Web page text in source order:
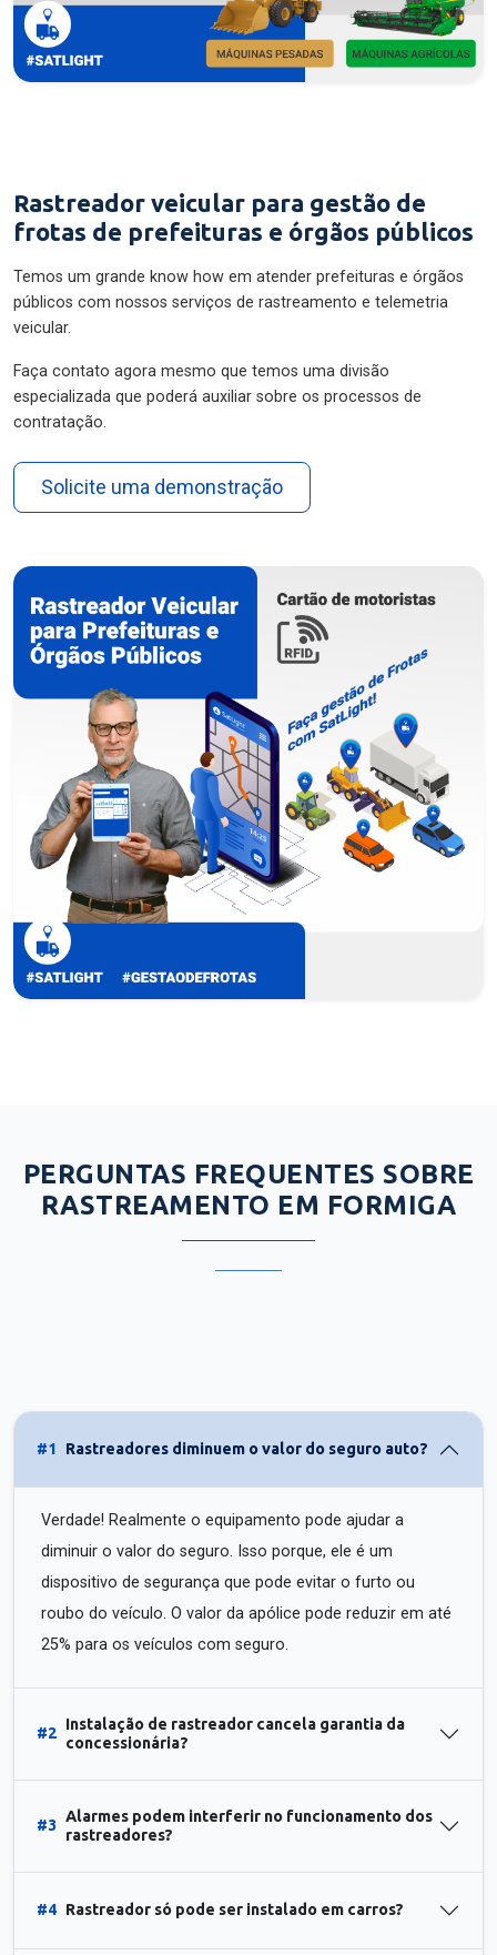
Rastreador veicular para gestão de
frotas de prefeituras e órgãos públicos
Temos um grande know how em atender prefeituras e órgãos
públicos com nossos serviços de rastreamento e telemetria
veicular.
Faça contato agora mesmo que temos uma divisão
especializada que poderá auxiliar sobre os processos de
contratação.
Solicite uma demonstração
PERGUNTAS FREQUENTES SOBRE
RASTREAMENTO EM FORMIGA
#1 Rastreadores diminuem o valor do seguro auto?
Verdade! Realmente o equipamento pode ajudar a
diminuir o valor do seguro. Isso porque, ele é um
dispositivo de segurança que pode evitar o furto ou
roubo do veículo. O valor da apólice pode reduzir em até
25% para os veículos com seguro.
#2
Instalação de rastreador cancela garantia da
concessionária?
#3
Alarmes podem interferir no funcionamento dos
rastreadores?
#4 Rastreador só pode ser instalado em carros?